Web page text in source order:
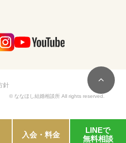
入会・料金
LINEで
無料相談
針
© ななほし結婚相談所 All rights reserved.